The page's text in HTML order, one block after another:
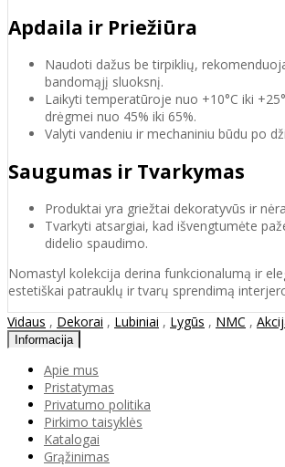
Apdaila ir Priežiūra
Naudoti dažus be tirpiklių,
bandomąjį sluoksnį.
Laikyti temperatūroje nuo +10°C iki
drėgmei nuo 45% iki 65%.
Valyti vandeniu ir mechaniniu būdu po
Saugumas ir Tvarkymas
Produktai yra griežtai dekoratyvūs ir
Tvarkyti atsargiai, kad išvengtumėte
didelio spaudimo.
Nomastyl kolekcija derina funkcionalumą ir
estetiškai patrauklų ir tvarų sprendimą
Vidaus , Dekorai , Lubiniai , Lygūs , NMC ,
Informacija
Apie mus
Pristatymas
Privatumo politika
Pirkimo taisyklės
Katalogai
Grąžinimas